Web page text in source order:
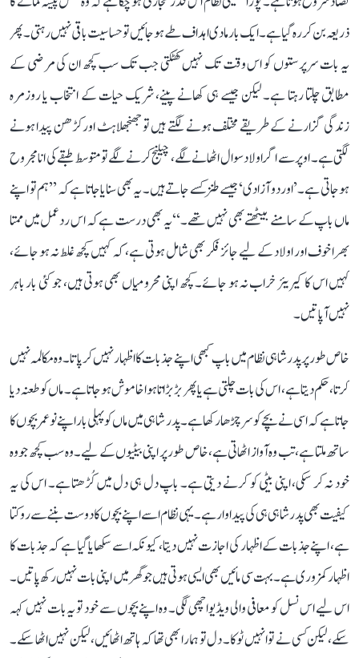
ذریعہ بن کر رہ گیا ہے۔ ایک بار مادی اہداف طے ہو جائیں تو حساسیت باقی نہیں رہتی۔ پھر
یہ بات سرپرستوں کو اس وقت تک نہیں کھٹکتی جب تک سب کچھ ان کی مرضی کے
مطابق چلتا رہتا ہے۔ لیکن جیسے ہی کھانے پینے، شریک حیات کے انتخاب یا روزمرہ
زندگی گزارنے کے طریقے مختلف ہونے لگتے ہیں تو جھنجھلاہٹ اور کڑھن پیدا ہونے
لگتی ہے۔ اوپر سے اگر اولاد سوال اٹھانے لگے، چیلنج کرنے لگے تو متوسط طبقے کی انا مجروح
ہو جاتی ہے۔’اور دو آزادی‘ جیسے طنز کسے جاتے ہیں۔ یہ بھی سنایا جاتا ہے کہ ’’ہم تو اپنے
ماں باپ کے سامنے بیٹھتے بھی نہیں تھے۔‘‘ یہ بھی درست ہے کہ اس ردعمل میں ممتا
بھرا خوف اور اولاد کے لیے جائز فکر بھی شامل ہوتی ہے، کہ کہیں کچھ غلط نہ ہو جائے،
کہیں اس کا کیریئر خراب نہ ہو جائے۔ کچھ اپنی محرومیاں بھی ہوتی ہیں، جو کئی بار باہر
نہیں آ پاتیں۔
خاص طور پر پدر شاہی نظام میں باپ کبھی اپنے جذبات کا اظہار نہیں کر پاتا۔ وہ مکالمہ نہیں
کرتا، حکم دیتا ہے، اس کی بات چلتی ہے یا پھر بڑبڑاتا ہوا خاموش ہو جاتا ہے۔ ماں کو طعنہ دیا
جاتا ہے کہ اسی نے بچے کو سر چڑھا رکھا ہے۔ پدر شاہی میں ماں کو پہلی بار اپنے نو عمر بچوں کا
ساتھ ملتا ہے، تب وہ آواز اٹھاتی ہے، خاص طور پر اپنی بیٹیوں کے لیے۔ وہ سب کچھ جو وہ
خود نہ کر سکی، اپنی بیٹی کو کرنے دیتی ہے۔ باپ دل ہی دل میں کُڑھتا ہے۔ اس کی یہ
کیفیت بھی پدر شاہی ہی کی پیداوار ہے۔ یہی نظام اسے اپنے بچوں کا دوست بننے سے روکتا
ہے، اپنے جذبات کے اظہار کی اجازت نہیں دیتا، کیونکہ اسے سکھایا گیا ہے کہ جذبات کا
اظہار کمزوری ہے۔ بہت سی مائیں بھی ایسی ہوتی ہیں جو گھر میں اپنی بات نہیں رکھ پاتیں۔
اس لیے اس نسل کو معافی والی ویڈیو اچھی لگی۔ وہ اپنے بچوں سے خود تو یہ بات نہیں کہہ
سکے، لیکن کسی نے تو انہیں ٹوکا۔ دل تو ہمارا بھی تھا کہ ہاتھ اٹھائیں، لیکن نہیں اٹھا سکے۔